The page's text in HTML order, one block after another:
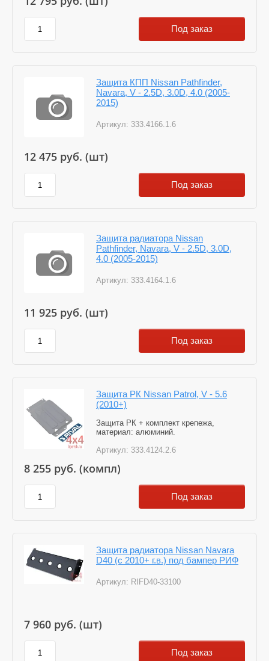
Под заказ
Защита КПП Nissan Pathfinder,
Navara, V - 2.5D, 3.0D, 4.0 (2005-
2015)
Артикул: 333.4166.1.6
12 475 руб. (шт)
Под заказ
Защита радиатора Nissan
Pathfinder, Navara, V - 2.5D, 3.0D,
4.0 (2005-2015)
Артикул: 333.4164.1.6
11 925 руб. (шт)
Под заказ
Защита РК Nissan Patrol, V - 5.6
(2010+)
Защита РК + комплект крепежа,
материал: алюминий.
Артикул: 333.4124.2.6
8 255 руб. (компл)
Под заказ
Защита радиатора Nissan Navara
D40 (с 2010+ г.в.) под бампер РИФ
Артикул: RIFD40-33100
7 960 руб. (шт)
Под заказ